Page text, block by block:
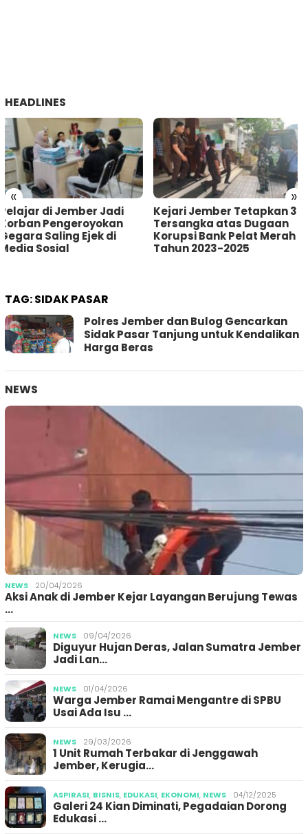
HEADLINES
« »
Kejari Jember Tetapkan 3
Tersangka atas Dugaan
Korupsi Bank Pelat Merah
Tahun 2023-2025
Pria Asal Lumajang
Tertangkap Warga
Sumberbaru Jember
saat akan Curi Kotak
TAG:SIDAK PASAR
Polres Jember dan Bulog Gencarkan
Sidak Pasar Tanjung untuk Kendalikan
Harga Beras
NEWS
NEWS 20/04/2026
Aksi Anak di Jember Kejar Layangan Berujung Tewas
…
NEWS 09/04/2026
Diguyur Hujan Deras, Jalan Sumatra Jember
Jadi Lan…
NEWS 01/04/2026
Warga Jember Ramai Mengantre di SPBU
Usai Ada Isu …
NEWS 29/03/2026
1 Unit Rumah Terbakar di Jenggawah
Jember, Kerugia…
ASPIRASI, BISNIS, EDUKASI, EKONOMI, NEWS 04/12/2025
Galeri 24 Kian Diminati, Pegadaian Dorong
Edukasi …